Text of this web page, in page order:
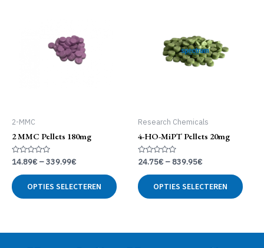
2-MMC
2 MMC Pellets 180mg
Gewaardeerd
0
uit
5
14.89€ –339.99€
OPTIES SELECTEREN
product
Research Chemicals
4-HO-MiPT Pellets 20mg
Gewaardeerd
0
uit
5
24.75€ – 839.95€
OPTIES SELECTEREN